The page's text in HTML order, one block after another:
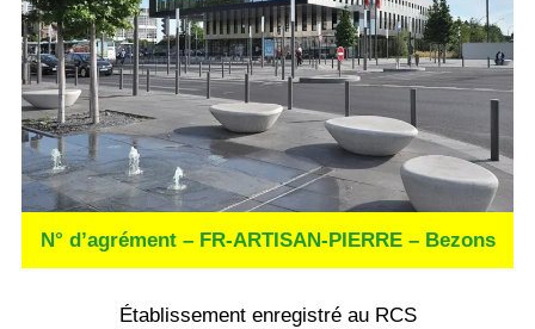
N° d’agrément – FR-ARTISAN-PIERRE – Bezons
Établissement enregistré au RCS